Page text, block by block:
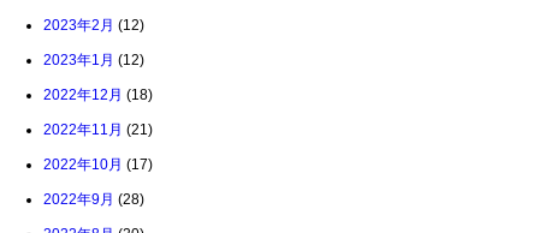
2023年2月 (12)
2023年1月 (12)
2022年12月 (18)
2022年11月 (21)
2022年10月 (17)
2022年9月 (28)